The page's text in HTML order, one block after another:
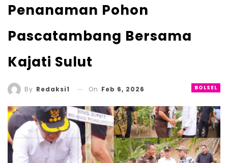
Penanaman Pohon
Pascatambang Bersama
Kajati Sulut
BOLSEL
By Redaksi1 On Feb 6, 2026